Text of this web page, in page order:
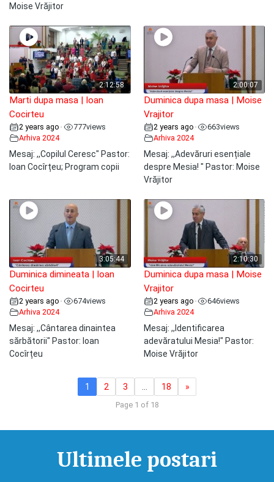
Moise Vrăjitor
2:12:58
Marti dupa masa | Ioan
Cocirteu
2 years ago • 777views
Arhiva 2024
Mesaj: ,,Copilul Ceresc" Pastor:
Ioan Cocîrțeu; Program copii
2:00:07
Duminica dupa masa | Moise
Vrajitor
2 years ago • 663views
Arhiva 2024
Mesaj: ,,Adevăruri esențiale
despre Mesia! " Pastor: Moise
Vrăjitor
3:05:44
Duminica dimineata | Ioan
Cocirteu
2 years ago • 674views
Arhiva 2024
Mesaj: ,,Cântarea dinaintea
sărbătorii" Pastor: Ioan
Cocîrțeu
2:10:30
Duminica dupa masa | Moise
Vrajitor
2 years ago • 646views
Arhiva 2024
Mesaj: ,,Identificarea
adevăratului Mesia!" Pastor:
Moise Vrăjitor
1 2 3 18 »
Page 1 of 18
Ultimele postari